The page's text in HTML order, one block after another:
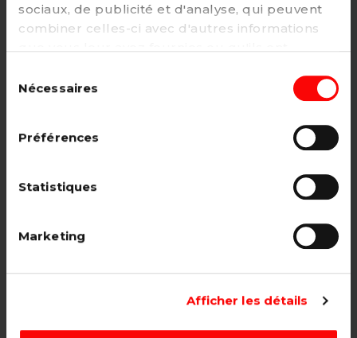
sociaux, de publicité et d'analyse, qui peuvent
combiner celles-ci avec d'autres informations
services. Vous pouvez à tout moment modifier
politique
duNécessaires
Préférences
Statistiques
Marketing
Afficher les détails
2€ - Paiement mensuel
Adhésion étudiant, pensionné, en
Adhésion étudiant, pensionné, en